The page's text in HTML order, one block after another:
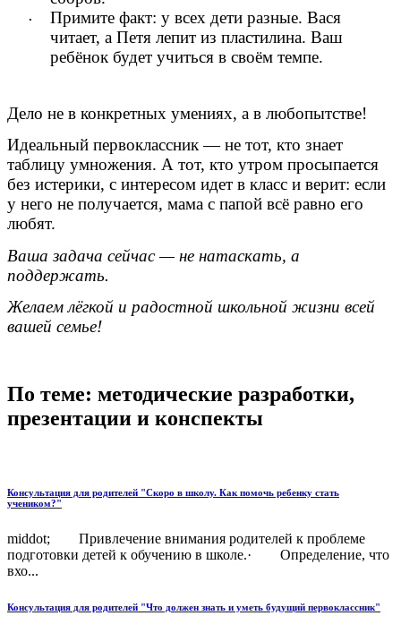
Примите факт: у всех дети разные. Вася
читает, а Петя лепит из пластилина. Ваш
ребёнок будет учиться в своём темпе.
Дело не в конкретных умениях, а в любопытстве!
Идеальный первоклассник — не тот, кто знает
таблицу умножения. А тот, кто утром просыпается
без истерики, с интересом идет в класс и верит: если
у него не получается, мама с папой всё равно его
любят.
Ваша задача сейчас — не натаскать, а
поддержать.
Желаем лёгкой и радостной школьной жизни всей
вашей семье!
По теме: методические разработки,
презентации и конспекты
Консультация для родителей "Скоро в школу. Как помочь ребенку стать
учеником?"
middot; Привлечение внимания родителей к проблеме
подготовки детей к обучению в школе.· Определение, что
вхо...
Консультация для родителей "Что должен знать и уметь будущий первоклассник"